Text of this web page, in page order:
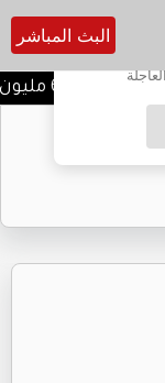
البث المباشر
في النصف الأول من 2026
فرص عمل